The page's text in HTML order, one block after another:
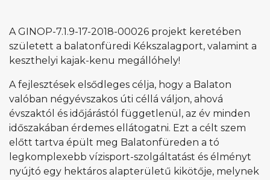
A GINOP-7.1.9-17-2018-00026 projekt keretében
született a balatonfüredi Kékszalagport, valamint a
keszthelyi kajak-kenu megállóhely!
A fejlesztések elsődleges célja, hogy a Balaton
valóban négyévszakos úti céllá váljon, ahová
évszaktól és időjárástól függetlenül, az év minden
időszakában érdemes ellátogatni. Ezt a célt szem
előtt tartva épült meg Balatonfüreden a tó
legkomplexebb vízisport-szolgáltatást és élményt
nyújtó egy hektáros alapterületű kikötője, melynek